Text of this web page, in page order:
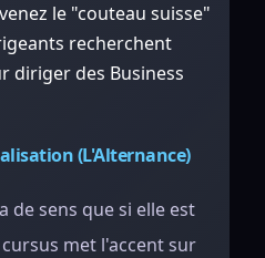
le "couteau suisse"
recherchent
diriger des Business
(L'Alternance)
de sens que si elle est
met l'accent sur